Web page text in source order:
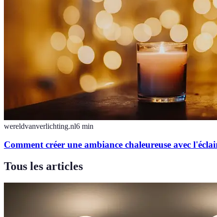
wereldvanverlichting.nl6 min
Comment créer une ambiance chaleureuse avec
Tous les articles